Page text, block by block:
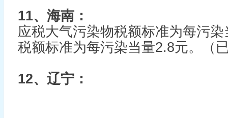
11、海南：
应税大气污染物税额标准为每污
税额标准为每污染当量2.8元。（
12、辽宁：